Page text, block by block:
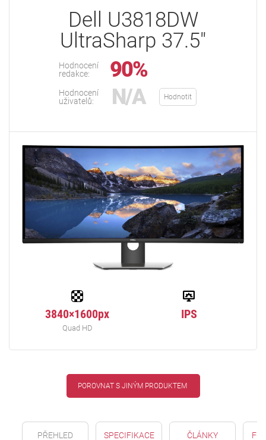
Dell U3818DW
UltraSharp 37.5"
Hodnocení
redakce:
90%
Hodnocení
uživatelů:
N/A Hodnotit
3840×1600px
Quad HD
IPS
POROVNAT S JINÝM PRODUKTEM
PŘEHLED SPECIFIKACE ČLÁNKY